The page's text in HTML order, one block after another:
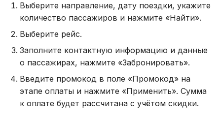
Выберите направление, дату поездки, укажите
количество пассажиров и нажмите «Найти».
Выберите рейс.
Заполните контактную информацию и данные
о пассажирах, нажмите «Забронировать».
Введите промокод в поле «Промокод» на
этапе оплаты и нажмите «Применить». Сумма
к оплате будет рассчитана с учётом скидки.